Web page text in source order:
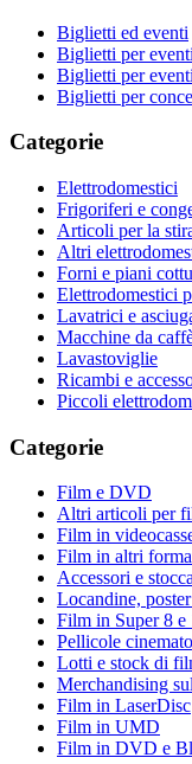
Biglietti ed eventi
Biglietti per
Biglietti per
Biglietti per
Categorie
Elettrodomestici
Frigoriferi e
Articoli per la
Altri
Forni e piani
Elettrodomestici
Lavatrici e
Macchine da
Lavastoviglie
Ricambi e
Piccoli
Categorie
Film e DVD
Altri articoli per
Film in
Film in altri
Accessori e
Locandine,
Film in Super 8 e
Pellicole
Lotti e stock di
Merchandising
Film in LaserDisc
Film in UMD
Film in DVD e